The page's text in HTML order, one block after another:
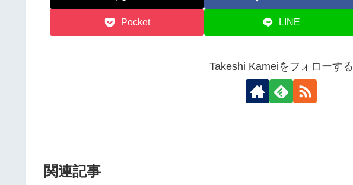
Pocket LINE
Takeshi Kameiをフォローする
関連記事